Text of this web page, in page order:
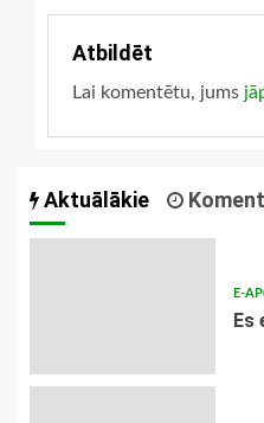
Atbildēt
Lai komentētu, jums
Aktuālākie
E-
Es